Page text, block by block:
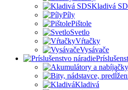
Kladivá
Píly
Pištole
Svetlo
Vŕtačky
Vysávače
Kladivá